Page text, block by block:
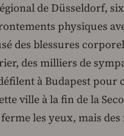
de Düsseldorf,
physiques
des blessures
des milliers de
à Budapest pour
ville à la fin de la
les yeux, mais